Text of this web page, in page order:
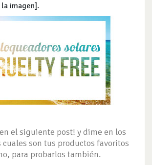
imagen].
en el siguiente post! y dime en los
son tus productos favoritos
para probarlos también.